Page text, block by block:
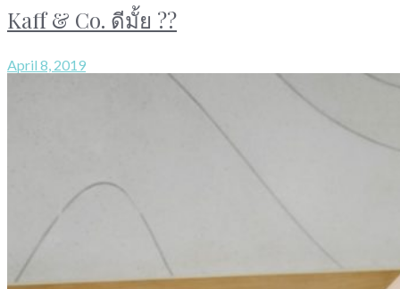
Kaff & Co. ดีมั้ย ??
April 8, 2019